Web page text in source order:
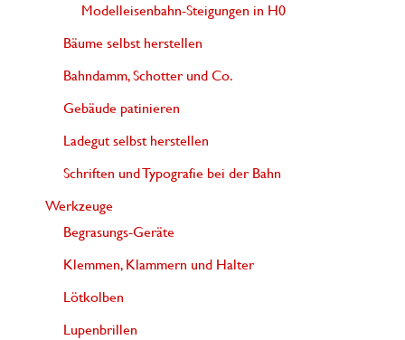
Modelleisenbahn-Steigungen in H0
Bäume selbst herstellen
Bahndamm, Schotter und Co.
Gebäude patinieren
Ladegut selbst herstellen
Schriften und Typografie bei der Bahn
Werkzeuge
Begrasungs-Geräte
Klemmen, Klammern und Halter
Lötkolben
Lupenbrillen